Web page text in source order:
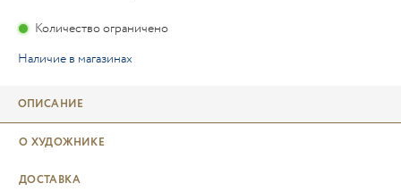
Количество ограничено
Наличие в магазинах
ОПИСАНИЕ
О ХУДОЖНИКЕ
ДОСТАВКА